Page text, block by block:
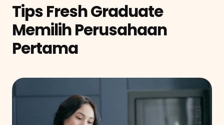
Tips Fresh Graduate
Memilih Perusahaan
Pertama